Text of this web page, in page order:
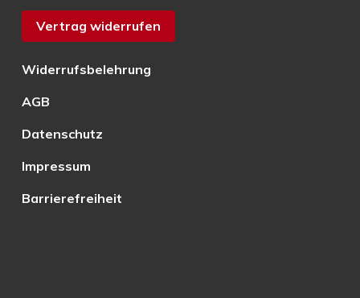
Vertrag widerrufen
Widerrufsbelehrung
AGB
Datenschutz
Impressum
Barrierefreiheit